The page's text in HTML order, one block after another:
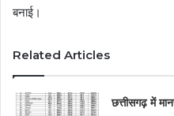
बनाई।
Related Articles
छत्तीसगढ़ में